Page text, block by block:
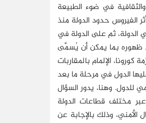
والثقافية في ضوء الطبيعة
الفيروس حدود الدولة منذ
الدولة، ثم على الدولة في
ظهوره بما يمكن أن يُسمَّى
كورونا، الإلمام بالمقاربات
الدول في مرحلة ما بعد
للدول. وهنا، يدور السؤال
مع هذه الأمراض عبر مختلف قطاعات الدولة
الأمني، وذلك بالإجابة عن